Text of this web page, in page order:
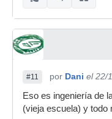
#11 por Dani el 22/
Eso es ingeniería de
(vieja escuela) y todo